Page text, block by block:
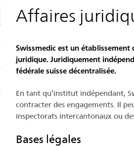
Affaires
Swissmedic est un
juridique. Juridiquement
fédérale suisse décentralisée.
En tant qu’institut indépendant,
contracter des engagements. Il
inspectorats intercantonaux ou
Bases légales